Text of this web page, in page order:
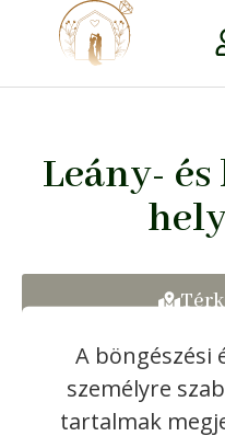
A böngészési
személyre
tartalmak
Leány-